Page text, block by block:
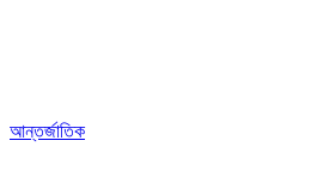
আন্তর্জাতিক